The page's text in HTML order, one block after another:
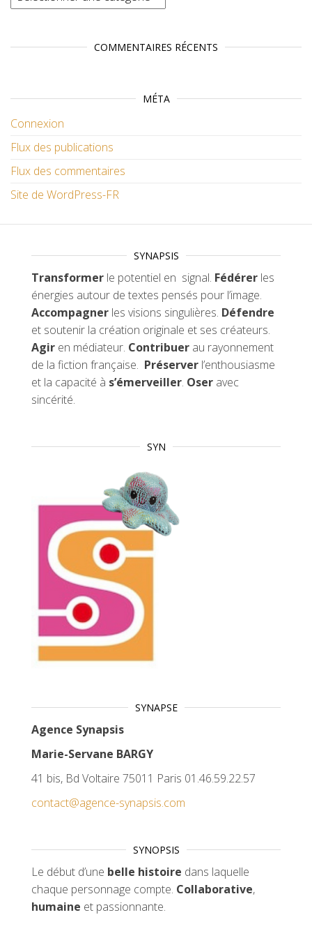
COMMENTAIRES RÉCENTS
MÉTA
Connexion
Flux des publications
Flux des commentaires
Site de WordPress-FR
SYNAPSIS
Transformer le potentiel en signal. Fédérer les
énergies autour de textes pensés pour l’image.
Accompagner les visions singulières. Défendre
et soutenir la création originale et ses créateurs.
Agir en médiateur. Contribuer au rayonnement
de la fiction française. Préserver l’enthousiasme
et la capacité à s’émerveiller. Oser avec
sincérité.
SYN
SYNAPSE
Agence Synapsis
Marie-Servane BARGY
41 bis, Bd Voltaire 75011 Paris 01.46.59.22.57
contact@agence-synapsis.com
SYNOPSIS
Le début d’une belle histoire dans laquelle
chaque personnage compte. Collaborative,
humaine et passionnante.